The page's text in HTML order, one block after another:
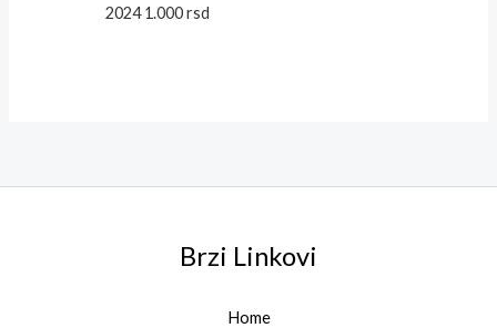
20241.000rsd
Brzi Linkovi
Home